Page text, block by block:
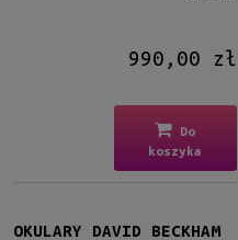
990,00 zł
Do
koszyka
OKULARY DAVID BECKHAM